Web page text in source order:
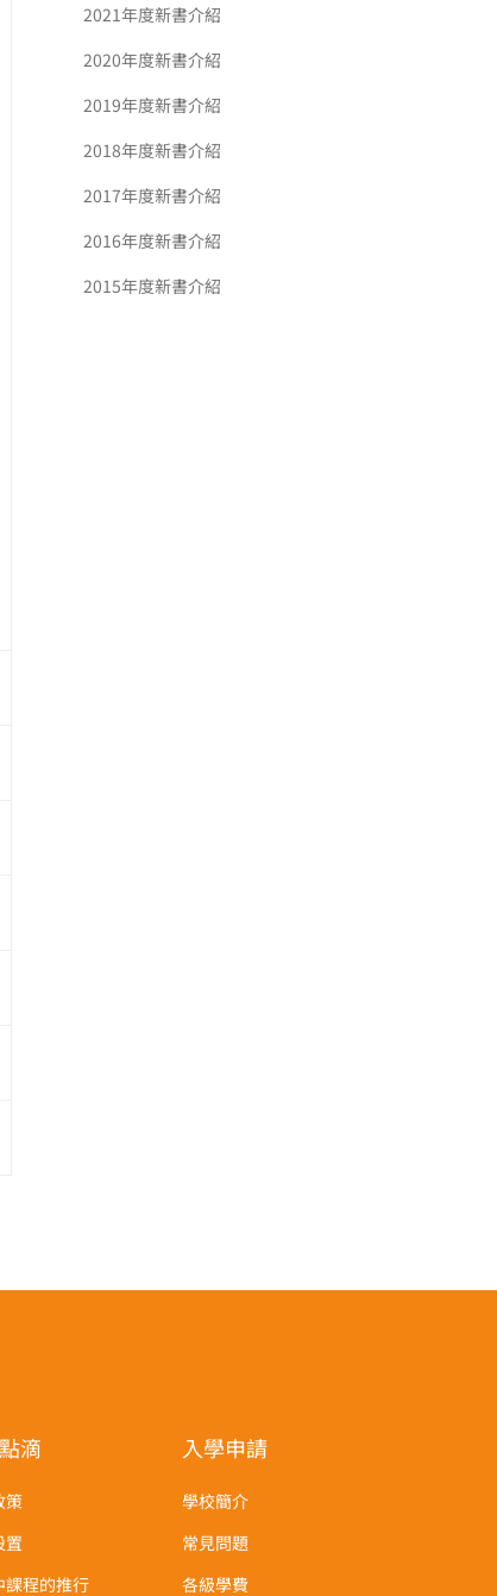
2021年度新書介紹
2020年度新書介紹
2019年度新書介紹
2018年度新書介紹
2017年度新書介紹
2016年度新書介紹
2015年度新書介紹
滴
策
置
課程的推行
入學申請
學校簡介
常見問題
各級學費